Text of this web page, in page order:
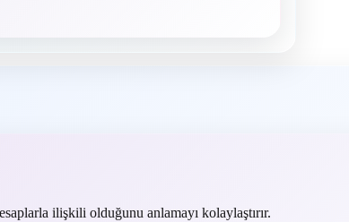
ilişkili olduğunu anlamayı kolaylaştırır.